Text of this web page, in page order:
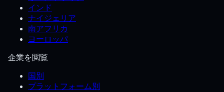
インド
ナイジェリア
南アフリカ
ヨーロッパ
企業を閲覧
国別
プラットフォーム別